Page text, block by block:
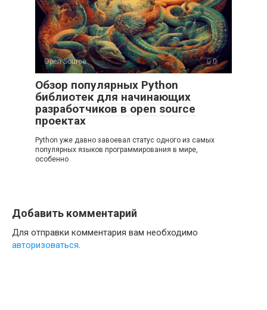
Open Source 0
Обзор популярных Python
библиотек для начинающих
разработчиков в open source
проектах
Python уже давно завоевал статус одного из самых
популярных языков программирования в мире,
особенно
Добавить комментарий
Для отправки комментария вам необходимо
авторизоваться.